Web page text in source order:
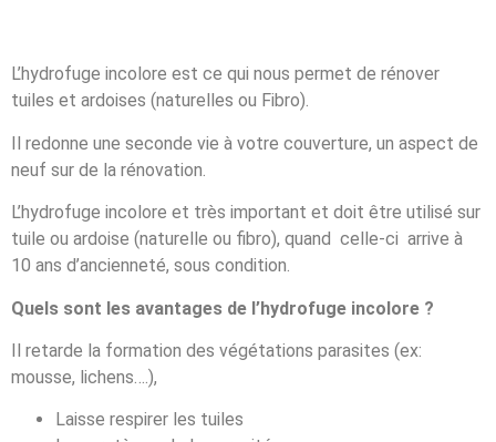
L’hydrofuge incolore est ce qui nous permet de rénover
tuiles et ardoises (naturelles ou Fibro).
Il redonne une seconde vie à votre couverture, un aspect de
neuf sur de la rénovation.
L’hydrofuge incolore et très important et doit être utilisé sur
tuile ou ardoise (naturelle ou fibro), quand celle-ci arrive à
10 ans d’ancienneté, sous condition.
Quels sont les avantages de l’hydrofuge incolore ?
Il retarde la formation des végétations parasites (ex:
mousse, lichens….),
Laisse respirer les tuiles